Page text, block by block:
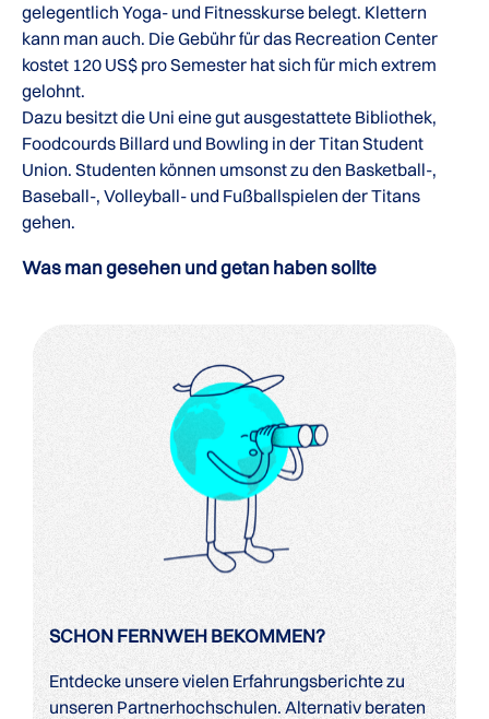
gelegentlich Yoga- und Fitnesskurse belegt. Klettern
kann man auch. Die Gebühr für das Recreation Center
kostet 120 US$ pro Semester hat sich für mich extrem
gelohnt.
Dazu besitzt die Uni eine gut ausgestattete Bibliothek,
Foodcourds Billard und Bowling in der Titan Student
Union. Studenten können umsonst zu den Basketball-,
Baseball-, Volleyball- und Fußballspielen der Titans
gehen.
Was man gesehen und getan haben sollte
SCHON FERNWEH BEKOMMEN?
Entdecke unsere vielen Erfahrungsberichte zu
unseren Partnerhochschulen. Alternativ beraten